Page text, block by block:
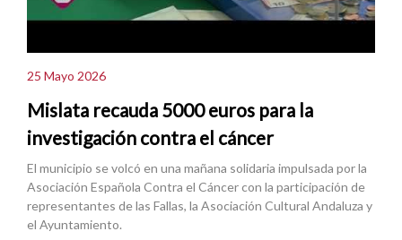
25 Mayo 2026
Mislata recauda 5000 euros para la
investigación contra el cáncer
El municipio se volcó en una mañana solidaria impulsada por la
Asociación Española Contra el Cáncer con la participación de
representantes de las Fallas, la Asociación Cultural Andaluza y
el Ayuntamiento.